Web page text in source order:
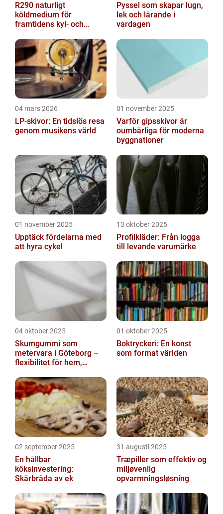
R290 naturligt
köldmedium för
framtidens kyl- och
Pyssel som skapar lugn,
lek och lärande i
vardagen
04 mars 2026
LP-skivor: En tidslös resa
genom musikens värld
01 november 2025
Varför gipsskivor är
oumbärliga för moderna
byggnationer
01 november 2025
Upptäck fördelarna med
att hyra cykel
13 oktober 2025
Profilkläder: Från logga
till levande varumärke
04 oktober 2025
Skumgummi som
metervara i Göteborg –
flexibilitet för hem,
01 oktober 2025
Boktryckeri: En konst
som format världen
02 september 2025
En hållbar
köksinvestering:
Skärbräda av ek
31 augusti 2025
Træpiller som effektiv og
miljøvenlig
opvarmningsløsning